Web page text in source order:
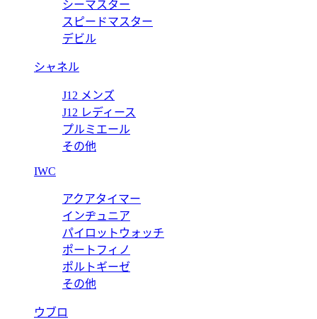
シーマスター
スピードマスター
デビル
シャネル
J12 メンズ
J12 レディース
プルミエール
その他
IWC
アクアタイマー
インヂュニア
パイロットウォッチ
ポートフィノ
ポルトギーゼ
その他
ウブロ